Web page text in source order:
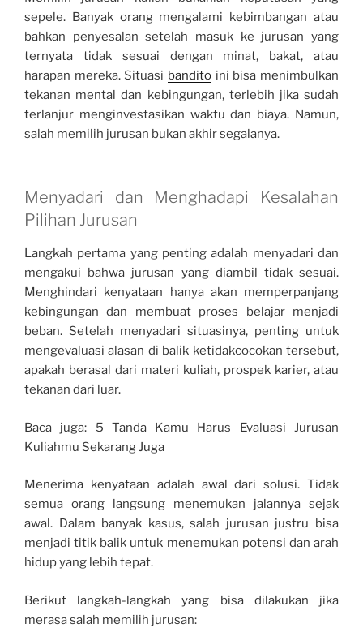
sepele. Banyak orang mengalami kebimbangan atau
bahkan penyesalan setelah masuk ke jurusan yang
ternyata tidak sesuai dengan minat, bakat, atau
harapan mereka. Situasi bandito ini bisa menimbulkan
tekanan mental dan kebingungan, terlebih jika sudah
terlanjur menginvestasikan waktu dan biaya. Namun,
salah memilih jurusan bukan akhir segalanya.
Menyadari dan Menghadapi Kesalahan
Pilihan Jurusan
Langkah pertama yang penting adalah menyadari dan
mengakui bahwa jurusan yang diambil tidak sesuai.
Menghindari kenyataan hanya akan memperpanjang
kebingungan dan membuat proses belajar menjadi
beban. Setelah menyadari situasinya, penting untuk
mengevaluasi alasan di balik ketidakcocokan tersebut,
apakah berasal dari materi kuliah, prospek karier, atau
tekanan dari luar.
Baca juga: 5 Tanda Kamu Harus Evaluasi Jurusan
Kuliahmu Sekarang Juga
Menerima kenyataan adalah awal dari solusi. Tidak
semua orang langsung menemukan jalannya sejak
awal. Dalam banyak kasus, salah jurusan justru bisa
menjadi titik balik untuk menemukan potensi dan arah
hidup yang lebih tepat.
Berikut langkah-langkah yang bisa dilakukan jika
merasa salah memilih jurusan: